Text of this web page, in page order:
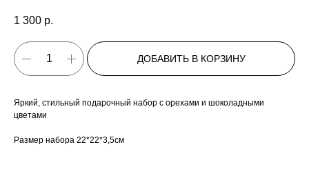
1 300 р.
ДОБАВИТЬ В КОРЗИНУ
Яркий, стильный подарочный набор с орехами и шоколадными
цветами
Размер набора 22*22*3,5см